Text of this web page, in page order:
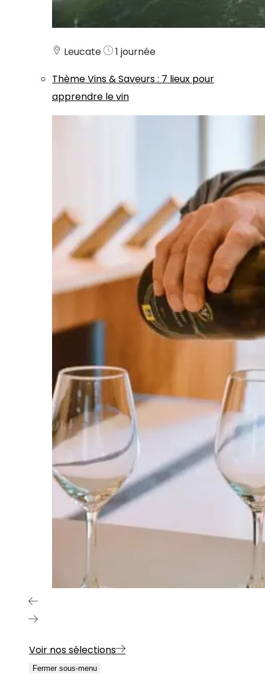
Leucate
1 journée
ThèmeVins & Saveurs: 7 lieux pour
apprendre le vin
Voir nos sélections
Fermer sous-menu